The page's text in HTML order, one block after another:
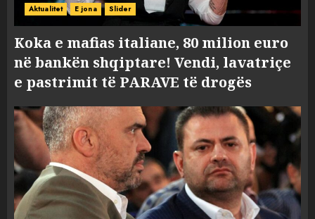
Aktualitet E jona Slider
Koka e mafias italiane, 80 milion euro
në bankën shqiptare! Vendi, lavatriçe
e pastrimit të PARAVE të drogës